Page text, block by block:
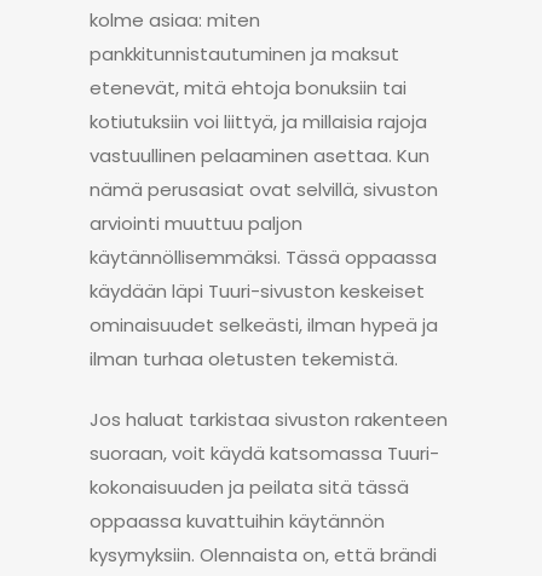
kolme asiaa: miten
pankkitunnistautuminen ja maksut
etenevät, mitä ehtoja bonuksiin tai
kotiutuksiin voi liittyä, ja millaisia rajoja
vastuullinen pelaaminen asettaa. Kun
nämä perusasiat ovat selvillä, sivuston
arviointi muuttuu paljon
käytännöllisemmäksi. Tässä oppaassa
käydään läpi Tuuri-sivuston keskeiset
ominaisuudet selkeästi, ilman hypeä ja
ilman turhaa oletusten tekemistä.
Jos haluat tarkistaa sivuston rakenteen
suoraan, voit käydä katsomassa Tuuri-
kokonaisuuden ja peilata sitä tässä
oppaassa kuvattuihin käytännön
kysymyksiin. Olennaista on, että brändi